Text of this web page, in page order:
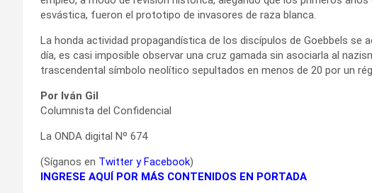
esvástica, fueron el prototipo de invasores de raza blanca.
La honda actividad propagandística de los discípulos de Goebbels se
día, es casi imposible observar una cruz gamada sin asociarla al
trascendental símbolo neolítico sepultados en menos de 20 por un
Por Iván Gil
Columnista del Confidencial
La ONDA digital Nº 674
(Síganos en Twitter yFacebook)
INGRESE AQUÍ POR MÁS CONTENIDOS EN PORTADA